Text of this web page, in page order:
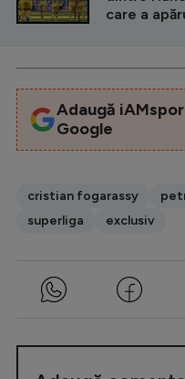
care a
Adaugă
Google
cristian fogarassy
superliga
exclusiv